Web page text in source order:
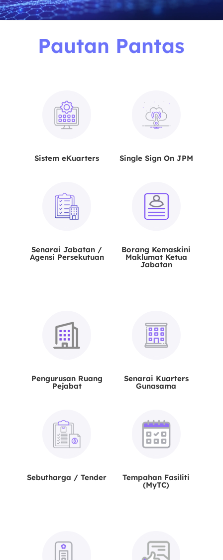
Pautan Pantas
Sistem eKuarters Single Sign On JPM
Senarai Jabatan /
Agensi Persekutuan
Borang Kemaskini
Maklumat Ketua
Jabatan
Pengurusan Ruang
Pejabat
Senarai Kuarters
Gunasama
Sebutharga / Tender Tempahan Fasiliti
(MyTC)